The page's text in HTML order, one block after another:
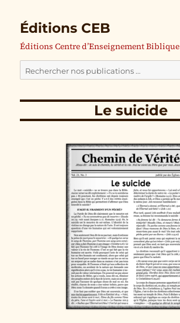
Éditions CEB
Éditions Centre d’Enseignement Biblique
Cherchez
publications
pour
Le suicide